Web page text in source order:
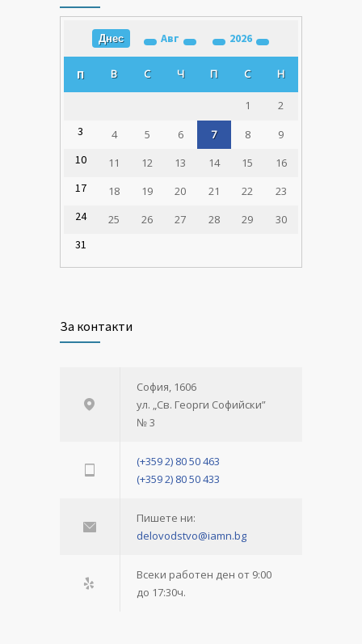
Днес Авг 2026
П В С Ч П С Н
1
2
3
4 5 6 7 8
9
10
11 12 13 14 15
16
17
18 19 20 21 22
23
24
25 26 27 28 29
30
31
За контакти
София, 1606
ул. „Св. Георги Софийски”
№ 3
(+359 2) 80 50 463
(+359 2) 80 50 433
Пишете ни:
delovodstvo@iamn.bg
Всеки работен ден от 9:00
до 17:30ч.